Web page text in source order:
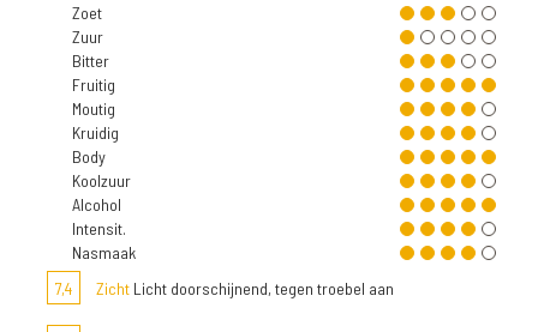
Zoet
Zuur
Bitter
Fruitig
Moutig
Kruidig
Body
Koolzuur
Alcohol
Intensit.
Nasmaak
7,4
Zicht Licht doorschijnend, tegen troebel aan